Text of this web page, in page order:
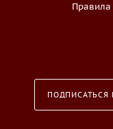
Правила
ПОДПИСАТЬСЯ